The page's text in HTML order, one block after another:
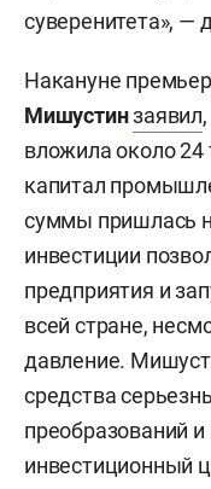
суверенитета», —
Накануне
Мишустинзаявил
вложила около 24
капитал
суммы пришлась
инвестиции
предприятия и
всей стране,
давление.
средства
преобразований
инвестиционный